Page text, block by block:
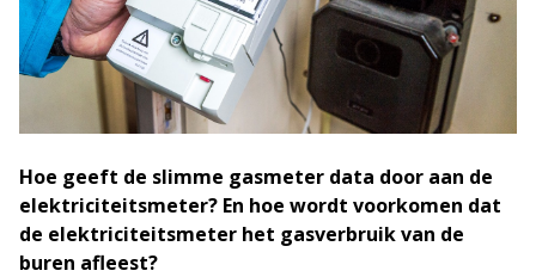
Hoe geeft de slimme gasmeter data door aan de
elektriciteitsmeter? En hoe wordt voorkomen dat
de elektriciteitsmeter het gasverbruik van de
buren afleest?